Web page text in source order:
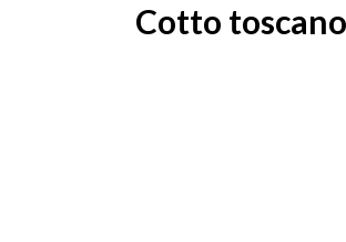
Cotto toscano